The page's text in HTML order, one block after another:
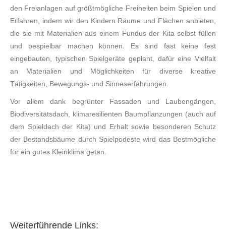
den Freianlagen auf größtmögliche Freiheiten beim Spielen und
Erfahren, indem wir den Kindern Räume und Flächen anbieten,
die sie mit Materialien aus einem Fundus der Kita selbst füllen
und bespielbar machen können. Es sind fast keine fest
eingebauten, typischen Spielgeräte geplant, dafür eine Vielfalt
an Materialien und Möglichkeiten für diverse kreative
Tätigkeiten, Bewegungs- und Sinneserfahrungen.
Vor allem dank begrünter Fassaden und Laubengängen,
Biodiversitätsdach, klimaresilienten Baumpflanzungen (auch auf
dem Spieldach der Kita) und Erhalt sowie besonderen Schutz
der Bestandsbäume durch Spielpodeste wird das Bestmögliche
für ein gutes Kleinklima getan.
Weiterführende Links: